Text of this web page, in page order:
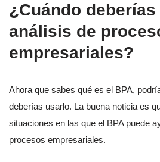
¿Cuándo
análisis de
empresariales?
Ahora que sabes qué es el BPA,
deberías usarlo. La buena noticia es
situaciones en las que el BPA puede
procesos empresariales.